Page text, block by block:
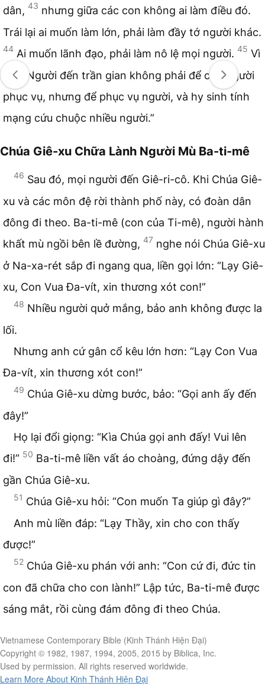
dân, 43 nhưng giữa các con không ai làm điều đó.
Trái lại ai muốn làm lớn, phải làm đầy tớ người khác.
44 Ai muốn lãnh đạo, phải làm nô lệ mọi người. 45 Vì
Con Người đến trần gian không phải để cho người
phục vụ, nhưng để phục vụ người, và hy sinh tính
mạng cứu chuộc nhiều người.”
Chúa Giê-xu Chữa Lành Người Mù Ba-ti-mê
46 Sau đó, mọi người đến Giê-ri-cô. Khi Chúa Giê-
xu và các môn đệ rời thành phố này, có đoàn dân
đông đi theo. Ba-ti-mê (con của Ti-mê), người hành
khất mù ngồi bên lề đường, 47 nghe nói Chúa Giê-xu
ở Na-xa-rét sắp đi ngang qua, liền gọi lớn: “Lạy Giê-
xu, Con Vua Đa-vít, xin thương xót con!”
48 Nhiều người quở mắng, bảo anh không được la
lối.
Nhưng anh cứ gân cổ kêu lớn hơn: “Lạy Con Vua
Đa-vít, xin thương xót con!”
49 Chúa Giê-xu dừng bước, bảo: “Gọi anh ấy đến
đây!”
Họ lại đổi giọng: “Kìa Chúa gọi anh đấy! Vui lên
đi!” 50 Ba-ti-mê liền vất áo choàng, đứng dậy đến
gần Chúa Giê-xu.
51 Chúa Giê-xu hỏi: “Con muốn Ta giúp gì đây?”
Anh mù liền đáp: “Lạy Thầy, xin cho con thấy
được!”
52 Chúa Giê-xu phán với anh: “Con cứ đi, đức tin
con đã chữa cho con lành!” Lập tức, Ba-ti-mê được
sáng mắt, rồi cùng đám đông đi theo Chúa.
Vietnamese Contemporary Bible (Kinh Thánh Hiện Đại)
Copyright © 1982, 1987, 1994, 2005, 2015 by Biblica, Inc.
Used by permission. All rights reserved worldwide.
Learn More About Kinh Thánh Hiện Đại